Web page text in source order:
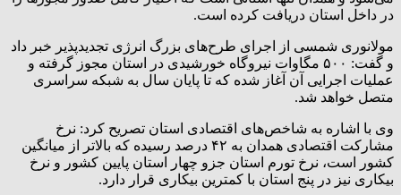
در داخل استان دریافت کرده است.
مولانوری شمسی از اجرای طرح‌های بزرگ انرژی تجدیدپذیر خبر داد
و گفت: ۵۰۰ مگاوات نیروگاه خورشیدی در استان مجوز گرفته و
عملیات اجرایی آن آغاز شده که تا پایان سال به شبکه سراسری
متصل خواهد شد.
وی با اشاره به شاخص‌های اقتصادی استان تصریح کرد: نرخ
مشارکت اقتصادی همدان به ۴۲ درصد رسیده که بالاتر از میانگین
کشور است، نرخ تورم استان جزو چهار استان پایین کشور و نرخ
بیکاری نیز در پنج استان با کمترین بیکاری قرار دارد.